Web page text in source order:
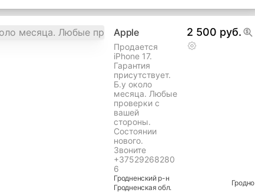
Apple
Продается
iPhone 17.
Гарантия
присутствует.
Б.у около
месяца. Любые
проверки с
вашей
стороны.
Состоянии
нового.
Звоните
+37529268280
6
2 500 руб.
Гродненскийр-н
Гродненская обл.
Гродно